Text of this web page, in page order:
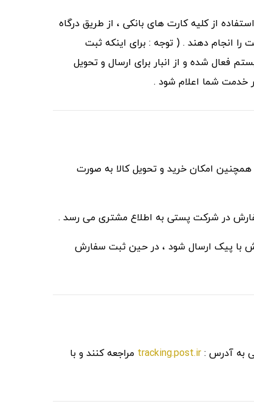
از کلیه کارت های بانکی ، از طریق درگاه
را انجام دهند . ( توجه : برای اینکه ثبت
فعال شده و از انبار برای ارسال و تحویل
خدمت شما اعلام شود .
امکان خرید و تحویل کالا به صورت
در شرکت پستی به اطلاع مشتری می رسد .
با پیک ارسال شود ، در حین ثبت سفارش
به آدرس : tracking.post.ir مراجعه کنند و با